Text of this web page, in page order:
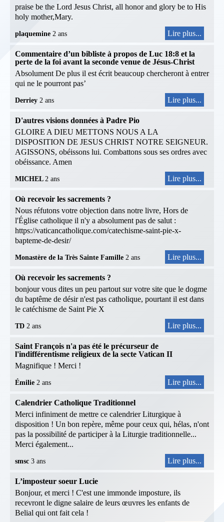
praise be the Lord Jesus Christ, all honor and glory be to His
holy mother,Mary.
plaquemine 2 ans Lire plus...
Commentaire d’un bibliste à propos de Luc 18:8 et la
perte de la foi avant la seconde venue de Jésus-Christ
Absolument De plus il est écrit beaucoup chercheront à entrer
qui ne le pourront pas’
Derriey 2 ans Lire plus...
D'autres visions données à Padre Pio
GLOIRE A DIEU METTONS NOUS A LA
DISPOSITION DE JESUS CHRIST NOTRE SEIGNEUR.
AGISSONS, obéissons lui. Combattons sous ses ordres avec
obéissance. Amen
MICHEL 2 ans Lire plus...
Où recevoir les sacrements ?
Nous réfutons votre objection dans notre livre, Hors de
l'Église catholique il n'y a absolument pas de salut :
https://vaticancatholique.com/catechisme-saint-pie-x-
bapteme-de-desir/
Monastère de la Très Sainte Famille 2 ans Lire plus...
Où recevoir les sacrements ?
bonjour vous dites un peu partout sur votre site que le dogme
du baptême de désir n'est pas catholique, pourtant il est dans
le catéchisme de Saint Pie X
TD 2 ans Lire plus...
Saint François n'a pas été le précurseur de
l'indifférentisme religieux de la secte Vatican II
Magnifique ! Merci !
Émilie 2 ans Lire plus...
Calendrier Catholique Traditionnel
Merci infiniment de mettre ce calendrier Liturgique à
disposition ! Un bon repère, même pour ceux qui, hélas, n'ont
pas la possibilité de participer à la Liturgie traditionnelle...
Merci également...
smsc 3 ans Lire plus...
L’imposteur soeur Lucie
Bonjour, et merci ! C'est une immonde imposture, ils
recevront le digne salaire de leurs œuvres les enfants de
Belial qui ont fait cela !